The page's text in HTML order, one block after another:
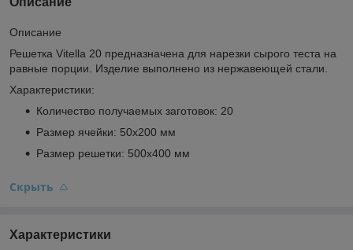
Описание
Решетка Vitella 20 предназначена для нарезки сырого теста на
равные порции. Изделие выполнено из нержавеющей стали.
Характеристики:
Количество получаемых заготовок: 20
Размер ячейки: 50х200 мм
Размер решетки: 500х400 мм
Скрыть
Характеристики